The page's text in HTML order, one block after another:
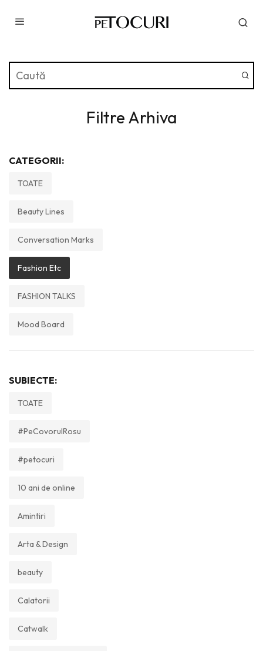
Filtre Arhiva
CATEGORII:
TOATE
Beauty Lines
Conversation Marks
Fashion Etc
FASHION TALKS
Mood Board
SUBIECTE:
TOATE
#PeCovorulRosu
#petocuri
10 ani de online
Amintiri
Arta & Design
beauty
Calatorii
Catwalk